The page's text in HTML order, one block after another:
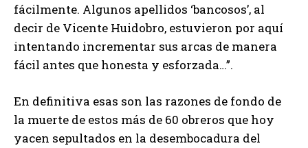
fácilmente. Algunos apellidos ‘bancosos’, al
decir de Vicente Huidobro, estuvieron por aquí
intentando incrementar sus arcas de manera
fácil antes que honesta y esforzada…”.
En definitiva esas son las razones de fondo de
la muerte de estos más de 60 obreros que hoy
yacen sepultados en la desembocadura del